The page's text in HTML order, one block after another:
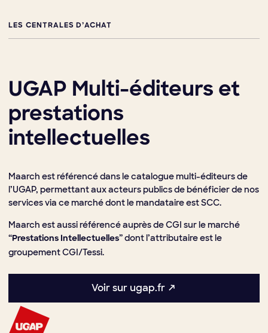
LES CENTRALES D’ACHAT
UGAP Multi-éditeurs et
prestations
intellectuelles
Maarch est référencé dans le catalogue multi-éditeurs de
l’UGAP, permettant aux acteurs publics de bénéficier de nos
services via ce marché dont le mandataire est SCC.
Maarch est aussi référencé auprès de CGI sur le marché
“Prestations Intellectuelles” dont l’attributaire est le
groupement CGI/Tessi.
Voir sur ugap.fr ↗